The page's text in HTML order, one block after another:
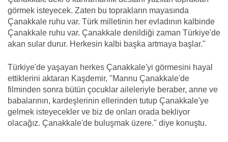
görmek isteyecek. Zaten bu toprakların mayasında
Çanakkale ruhu var. Türk milletinin her evladının kalbinde
Çanakkale ruhu var. Çanakkale denildiği zaman Türkiye'de
akan sular durur. Herkesin kalbi başka artmaya başlar."
Türkiye'de yaşayan herkes Çanakkale'yi görmesini hayal
ettiklerini aktaran Kaşdemir, "Mannu Çanakkale'de
filminden sonra bütün çocuklar aileleriyle beraber, anne ve
babalarının, kardeşlerinin ellerinden tutup Çanakkale'ye
gelmek isteyecekler ve biz de onları orada bekliyor
olacağız. Çanakkale'de buluşmak üzere." diye konuştu.